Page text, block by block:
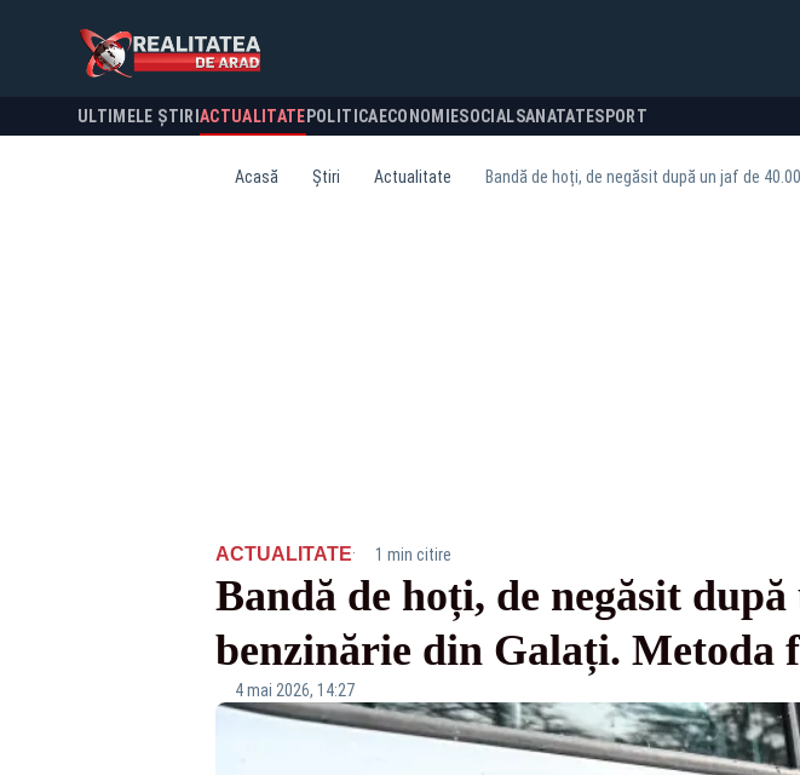
ULTIMELE ȘTIRI ACTUALITATE POLITICA ECONOMIESOCIALSANATATESPORT
Acasă Știri Actualitate Bandă de hoți, de negăsit după un jaf de
ACTUALITATE· 1 min citire
Bandă de hoți, de negăsit
benzinărie din Galați. Metoda
4 mai 2026, 14:27